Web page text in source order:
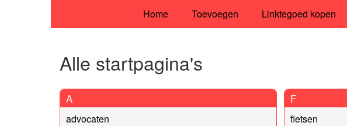
Home Toevoegen Linktegoed kopen
Alle startpagina's
A
advocaten
F
fietsen